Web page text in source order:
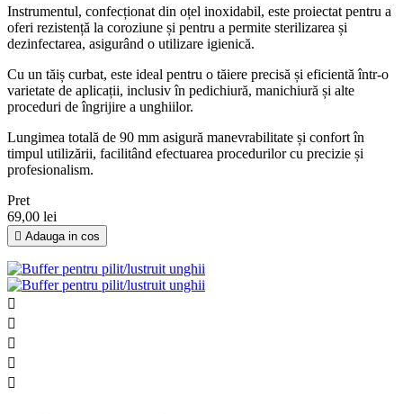
Instrumentul, confecționat din oțel inoxidabil, este proiectat pentru a
oferi rezistență la coroziune și pentru a permite sterilizarea și
dezinfectarea, asigurând o utilizare igienică.
Cu un tăiș curbat, este ideal pentru o tăiere precisă și eficientă într-o
varietate de aplicații, inclusiv în pedichiură, manichiură și alte
proceduri de îngrijire a unghiilor.
Lungimea totală de 90 mm asigură manevrabilitate și confort în
timpul utilizării, facilitând efectuarea procedurilor cu precizie și
profesionalism.
Pret
69,00 lei
 Adauga in cos




